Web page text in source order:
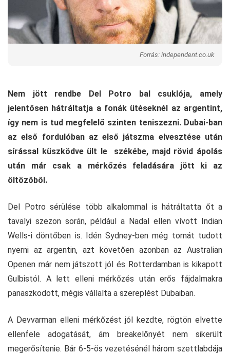
Forrás: independent.co.uk
Nem jött rendbe Del Potro bal csuklója, amely
jelentősen hátráltatja a fonák ütéseknél az argentint,
így nem is tud megfelelő szinten teniszezni. Dubai-ban
az első fordulóban az első játszma elvesztése után
sírással küszködve ült le székébe, majd rövid ápolás
után már csak a mérkőzés feladására jött ki az
öltözőből.
Del Potro sérülése több alkalommal is hátráltatta őt a
tavalyi szezon során, például a Nadal ellen vívott Indian
Wells-i döntőben is. Idén Sydney-ben még tornát tudott
nyerni az argentin, azt követően azonban az Australian
Openen már nem játszott jól és Rotterdamban is kikapott
Gulbistól. A lett elleni mérkőzés után erős fájdalmakra
panaszkodott, mégis vállalta a szereplést Dubaiban.
A Devvarman elleni mérkőzést jól kezdte, rögtön elvette
ellenfele adogatását, ám breakelőnyét nem sikerült
megerősítenie. Bár 6-5-ös vezetésénél három szettlabdája